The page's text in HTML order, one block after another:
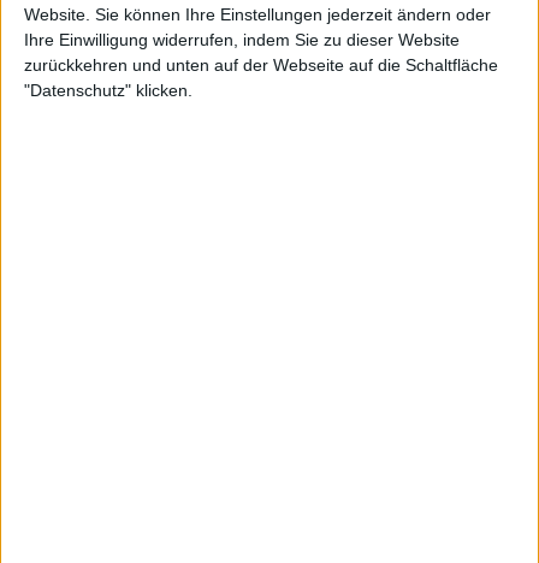
Website. Sie können Ihre Einstellungen jederzeit ändern oder
Ihre Einwilligung widerrufen, indem Sie zu dieser Website
zurückkehren und unten auf der Webseite auf die Schaltfläche
"Datenschutz" klicken.
#WTA50 #JustStarting